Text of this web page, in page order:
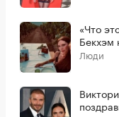
«Что
Бекхэм
Люди